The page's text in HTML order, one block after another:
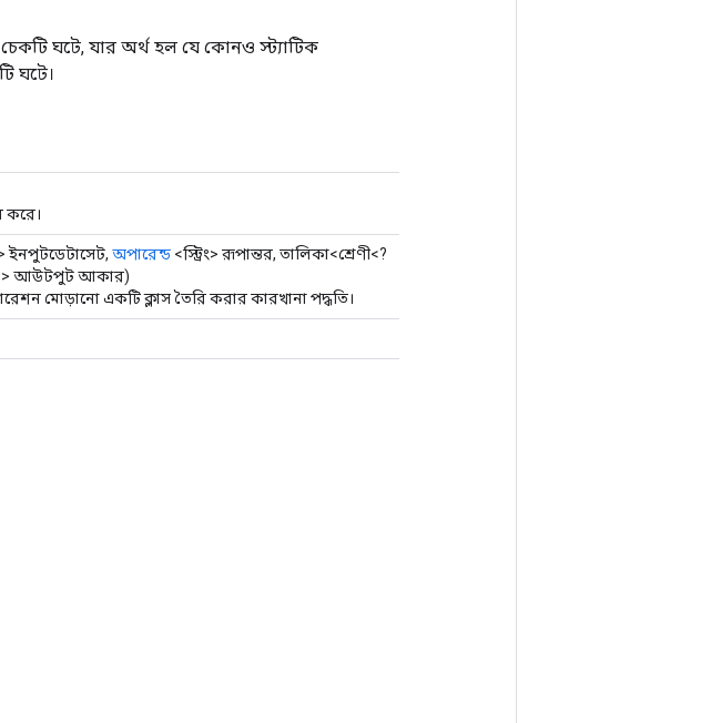
ঘটে, যার অর্থ হল যে কোনও স্ট্যাটিক
ঘটে।
করে।
ইনপুটডেটাসেট, অপারেন্ড <স্ট্রিং> রূপান্তর, তালিকা<শ্রেণী<?
> আউটপুট আকার)
মোড়ানো একটি ক্লাস তৈরি করার কারখানা পদ্ধতি।